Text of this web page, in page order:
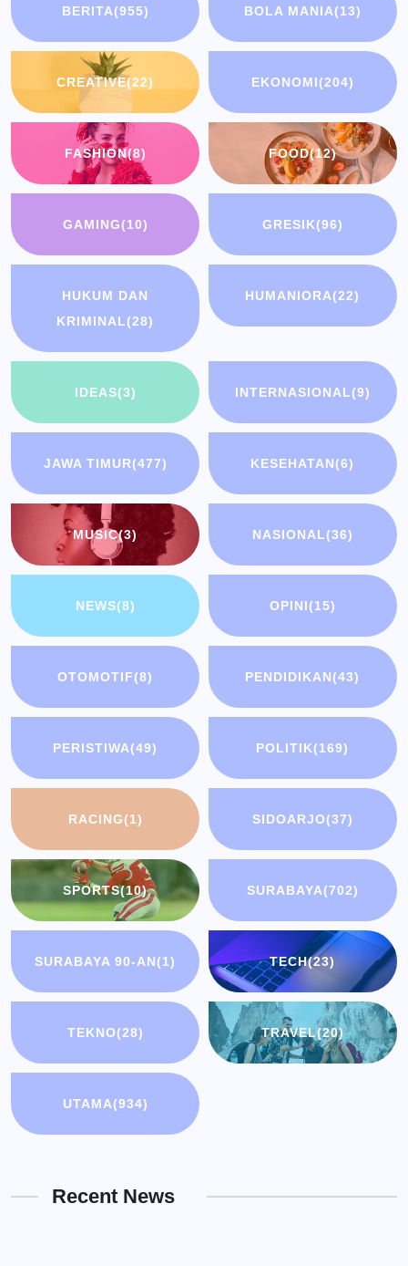
BERITA(955) BOLA MANIA(13)
CREATIVE(22) EKONOMI(204)
FASHION(8) FOOD(12)
GAMING(10) GRESIK(96)
HUKUM DAN
KRIMINAL(28)
HUMANIORA(22)
IDEAS(3) INTERNASIONAL(9)
JAWA TIMUR(477) KESEHATAN(6)
MUSIC(3) NASIONAL(36)
NEWS(8) OPINI(15)
OTOMOTIF(8) PENDIDIKAN(43)
PERISTIWA(49) POLITIK(169)
RACING(1) SIDOARJO(37)
SPORTS(10) SURABAYA(702)
SURABAYA 90-AN(1) TECH(23)
TEKNO(28) TRAVEL(20)
UTAMA(934)
Recent News